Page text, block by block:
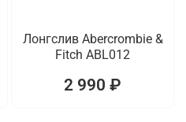
Лонгслив Abercrombie &
Fitch ABL012
2 990 ₽